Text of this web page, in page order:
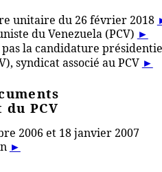
unitaire du 26 février 2018
du Venezuela (PCV) ►
la candidature
syndicat associé au PCV ►
PCV
2006 et 18 janvier 2007
►